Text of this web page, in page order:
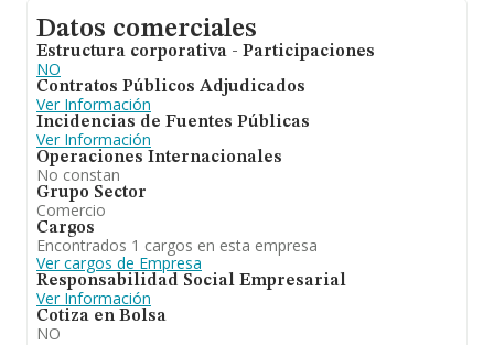
Datos comerciales
Estructura corporativa - Participaciones
NO
Contratos Públicos Adjudicados
Ver Información
Incidencias de Fuentes Públicas
Ver Información
Operaciones Internacionales
No constan
Grupo Sector
Comercio
Cargos
Encontrados 1 cargos en esta empresa
Ver cargos de Empresa
Responsabilidad Social Empresarial
Ver Información
Cotiza en Bolsa
NO